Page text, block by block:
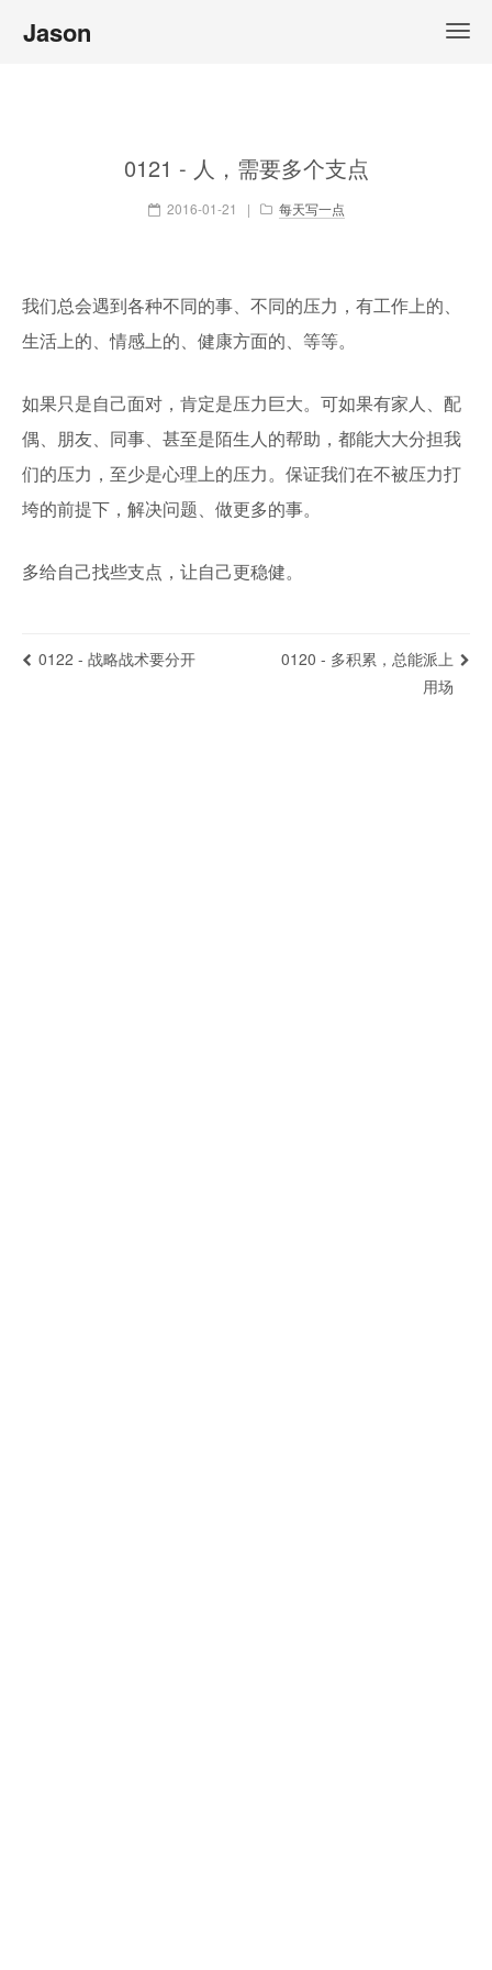
Jason
0121 - 人，需要多个支点
2016-01-21 | 每天写一点
我们总会遇到各种不同的事、不同的压力，有工作上的、
生活上的、情感上的、健康方面的、等等。
如果只是自己面对，肯定是压力巨大。可如果有家人、配
偶、朋友、同事、甚至是陌生人的帮助，都能大大分担我
们的压力，至少是心理上的压力。保证我们在不被压力打
垮的前提下，解决问题、做更多的事。
多给自己找些支点，让自己更稳健。
0122 - 战略战术要分开
0120 - 多积累，总能派上
用场